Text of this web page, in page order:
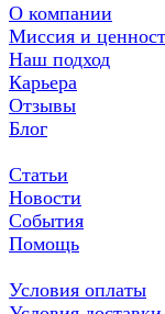
О компании
Миссия и
Наш подход
Карьера
Отзывы
Блог
Статьи
Новости
События
Помощь
Условия оплаты